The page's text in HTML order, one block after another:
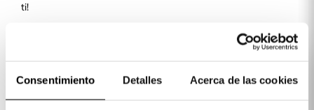
Consentimiento Detalles Acerca de las cookies
ti!
Cor: Lilás
COLORES DISPONIBLES